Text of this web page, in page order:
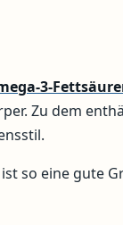
3-
Zu dem
so eine gute